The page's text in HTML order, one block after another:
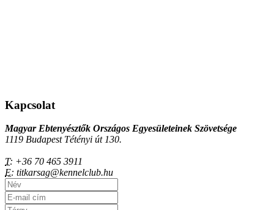
Kapcsolat
Magyar Ebtenyésztők Országos Egyesületeinek Szövetsége
1119 Budapest Tétényi út 130.
T: +36 70 465 3911
E: titkarsag@kennelclub.hu